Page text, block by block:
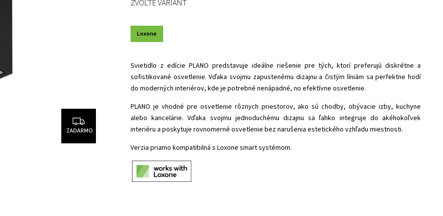
ZADARMO
Loxone
Svietidlo z edície PLANO predstavuje ideálne riešenie pre tých, ktorí preferujú diskrétne a
sofistikované osvetlenie. Vďaka svojmu zapustenému dizajnu a čistým líniám sa perfektne hodí
do moderných interiérov, kde je potrebné nenápadné, no efektívne osvetlenie.
PLANO je vhodné pre osvetlenie rôznych priestorov, ako sú chodby, obývacie izby, kuchyne
alebo kancelárie. Vďaka svojmu jednoduchému dizajnu sa ľahko integruje do akéhokoľvek
interiéru a poskytuje rovnomerné osvetlenie bez narušenia estetického vzhľadu miestnosti.
Verzia priamo kompatibilná s Loxone smart systémom.
ZVOĽTE VARIANT